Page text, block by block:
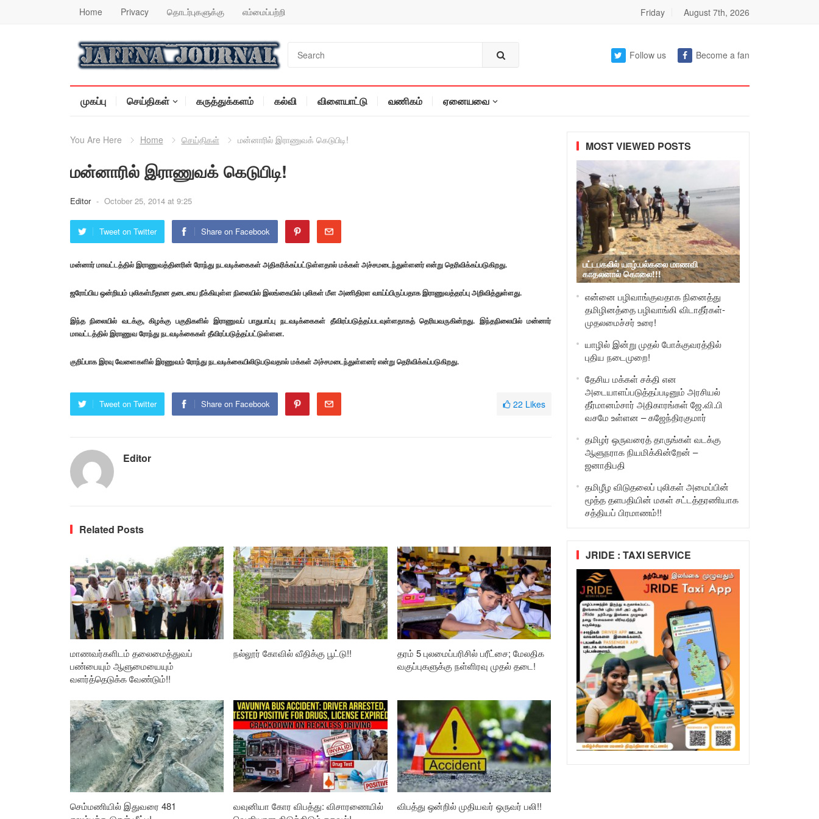
Home Privacy தொடர்புகளுக்கு எம்மைப்பற்றி Friday August 7th, 2026
Follow us Become a fan
முகப்பு செய்திகள் கருத்துக்களம் கல்வி விளையாட்டு வணிகம் ஏனையவை
You Are Here Home செய்திகள் மன்னாரில் இராணுவக் கெடுபிடி!
மன்னாரில் இராணுவக் கெடுபிடி!
Editor - October 25, 2014 at 9:25
Tweet on Twitter Share on Facebook
மன்னார் மாவட்டத்தில் இராணுவத்தினரின் ரோந்து நடவடிக்கைகள் அதிகரிக்கப்பட்டுள்ளதால் மக்கள் அச்சமடைந்துள்ளனர் என்று தெரிவிக்கப்படுகிறது.
ஜரோப்பிய ஒன்றியம் புலிகள்மீதான தடையை நீக்கியுள்ள நிலையில் இலங்கையில் புலிகள் மீள அணிதிரள வாய்ப்பிருப்பதாக இராணுவத்தரப்பு அறிவித்துள்ளது.
இந்த நிலையில் வடக்கு, கிழக்கு பகுதிகளில் இராணுவப் பாதுபாப்பு நடவடிக்கைகள் தீவிரப்படுத்தப்படவுள்ளதாகத் தெரியவருகின்றது. இந்தநிலையில் மன்னார்
மாவட்டத்தில் இராணுவ ரோந்து நடவடிக்கைகள் தீவிரப்படுத்தப்பட்டுள்ளன.
குறிப்பாக இரவு வேளைகளில் இரணுவம் ரோந்து நடவடிக்கையிலிடுபடுவதால் மக்கள் அச்சமடைந்துள்ளனர் என்று தெரிவிக்கப்படுகிறது.
Tweet on Twitter Share on Facebook 22 Likes
Editor
Related Posts
மாணவர்களிடம் தலைமைத்துவப்
பண்பையும் ஆளுமையையும்
வளர்த்தெடுக்க வேண்டும்!!
நல்லூர் கோவில் வீதிக்கு பூட்டு!!
தரம் 5 புலமைப்பரிசில் பரீட்சை; மேலதிக
வகுப்புகளுக்கு நள்ளிரவு முதல் தடை!
செம்மணியில் இதுவரை 481
வவுனியா கோர விபத்து: விசாரணையில்
விபத்து ஒன்றில் முதியவர் ஒருவர் பலி!!
MOST VIEWED POSTS
பட்டபகலில் யாழ்.பல்கலை மாணவி
காதலனால் கொலை!!!
என்னை பழிவாங்குவதாக நினைத்து
தமிழினத்தை பழிவாங்கி விடாதீர்கள்-
முதலமைச்சர் உரை!
யாழில் இன்று முதல் போக்குவரத்தில்
புதிய நடைமுறை!
தேசிய மக்கள் சக்தி என
அடையாளப்படுத்தப்படினும் அரசியல்
தீர்மானம்சார் அதிகாரங்கள் ஜே.வி.பி
வசமே உள்ளன – கஜேந்திரகுமார்
தமிழர் ஒருவரைத் தாருங்கள் வடக்கு
ஆளுநராக நியமிக்கின்றேன் –
ஜனாதிபதி
தமிழீழ விடுதலைப் புலிகள் அமைப்பின்
மூத்த தளபதியின் மகள் சட்டத்தரணியாக
சத்தியப் பிரமாணம்!!
JRIDE : TAXI SERVICE